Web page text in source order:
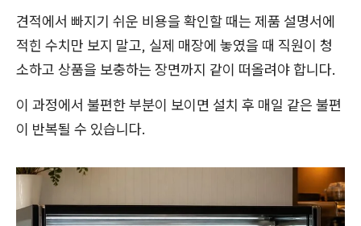
견적에서 빠지기 쉬운 비용을 확인할 때는 제품 설명서에
적힌 수치만 보지 말고, 실제 매장에 놓였을 때 직원이 청
소하고 상품을 보충하는 장면까지 같이 떠올려야 합니다.
이 과정에서 불편한 부분이 보이면 설치 후 매일 같은 불편
이 반복될 수 있습니다.